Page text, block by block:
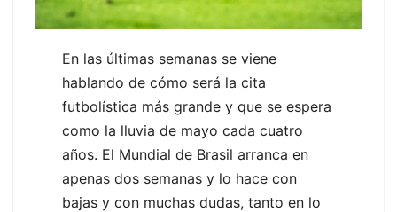
En las últimas semanas se viene
hablando de cómo será la cita
futbolística más grande y que se espera
como la lluvia de mayo cada cuatro
años. El Mundial de Brasil arranca en
apenas dos semanas y lo hace con
bajas y con muchas dudas, tanto en lo